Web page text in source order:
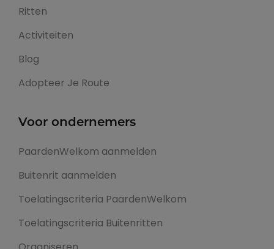
Ritten
Activiteiten
Blog
Adopteer Je Route
Voor ondernemers
PaardenWelkom aanmelden
Buitenrit aanmelden
Toelatingscriteria PaardenWelkom
Toelatingscriteria Buitenritten